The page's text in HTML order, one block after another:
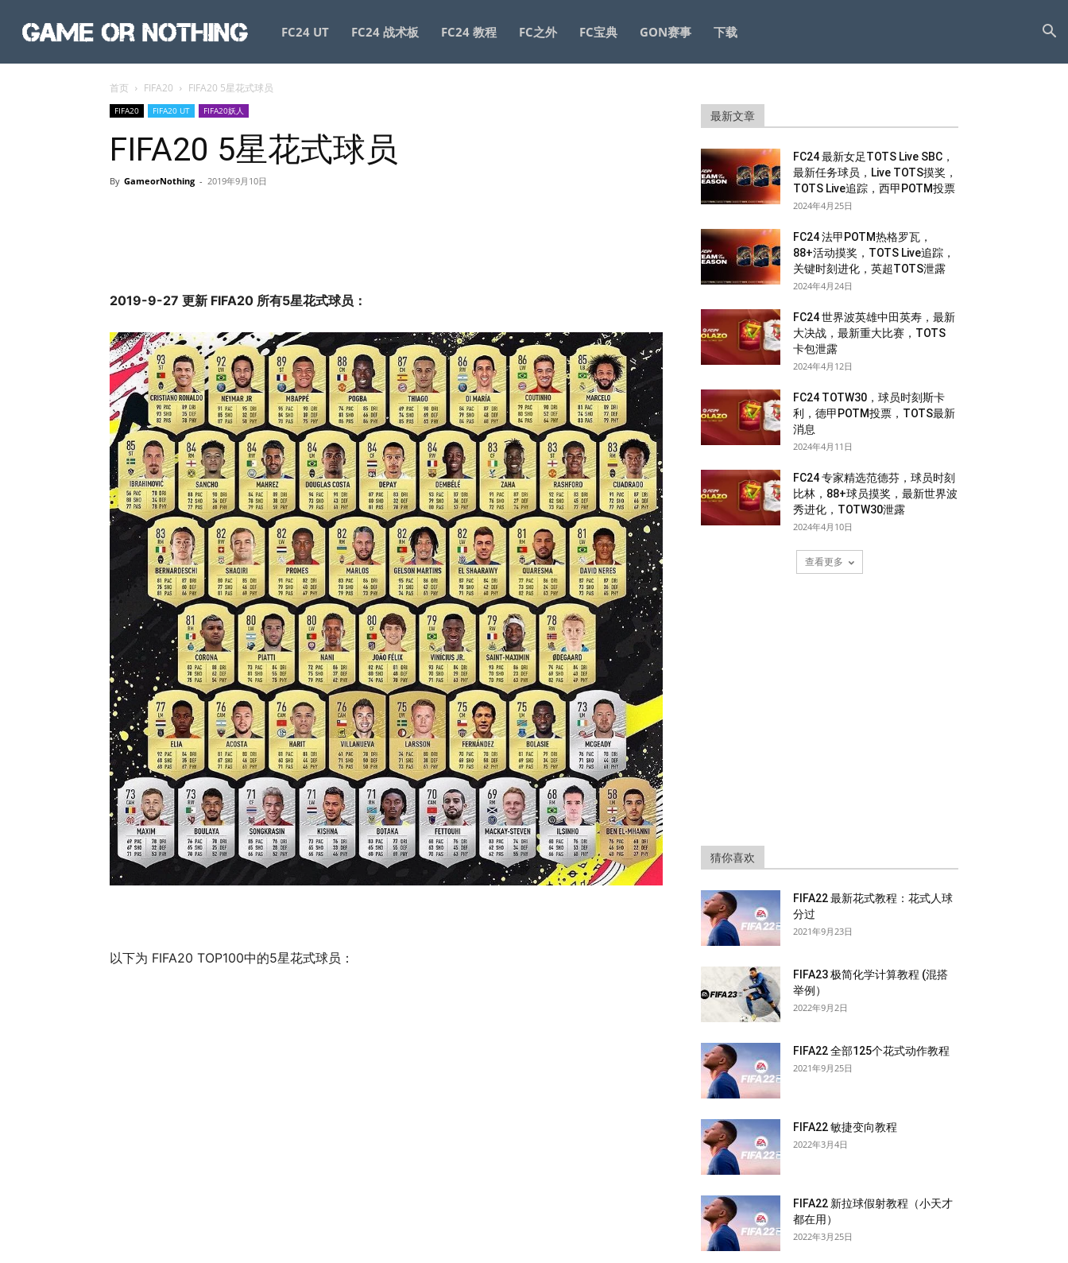
GameorNothing
FC24 UT FC24 战术板 FC24 教程 FC之外 FC宝典 GON赛事 下载
首页 FIFA20 FIFA20 5星花式球员
FIFA20 FIFA20 UT FIFA20妖人
FIFA20 5星花式球员
By GameorNothing - 2019年9月10日
2019-9-27 更新 FIFA20 所有5星花式球员：
以下为 FIFA20 TOP100中的5星花式球员：
最新文章
FC24 最新女足TOTS Live SBC，
最新任务球员，Live TOTS摸奖，
TOTS Live追踪，西甲POTM投票
2024年4月25日
FC24 法甲POTM热格罗瓦，
88+活动摸奖，TOTS Live追踪，
关键时刻进化，英超TOTS泄露
2024年4月24日
FC24 世界波英雄中田英寿，最新
大决战，最新重大比赛，TOTS
卡包泄露
2024年4月12日
FC24 TOTW30，球员时刻斯卡
利，德甲POTM投票，TOTS最新
消息
2024年4月11日
FC24 专家精选范德芬，球员时刻
比林，88+球员摸奖，最新世界波
秀进化，TOTW30泄露
2024年4月10日
查看更多
猜你喜欢
FIFA22 最新花式教程：花式人球
分过
2021年9月23日
FIFA23 极简化学计算教程 (混搭
举例）
2022年9月2日
FIFA22 全部125个花式动作教程
2021年9月25日
FIFA22 敏捷变向教程
2022年3月4日
FIFA22 新拉球假射教程（小天才
都在用）
2022年3月25日